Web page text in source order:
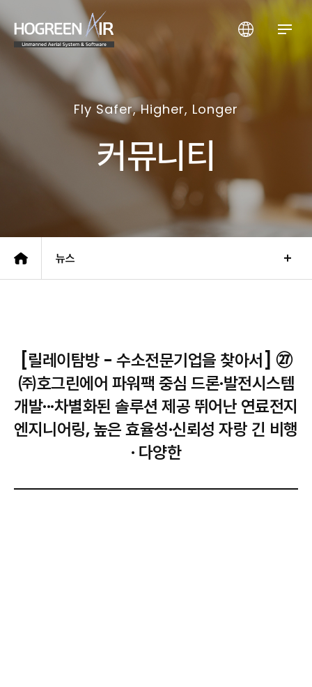
Fly Safer, Higher, Longer
커뮤니티
뉴스
[릴레이탐방 - 수소전문기업을 찾아서] ㉗
㈜호그린에어 파워팩 중심 드론·발전시스템
개발···차별화된 솔루션 제공 뛰어난 연료전지
엔지니어링, 높은 효율성·신뢰성 자랑 긴 비행
· 다양한